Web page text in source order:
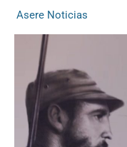
Asere Noticias